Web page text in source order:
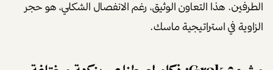
الطرفين. هذا التعاون الوثيق، رغم الانفصال الشكلي، هو حجر
الزاوية في استراتيجية ماسك.